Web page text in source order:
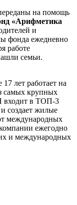
на помощь
«Арифметика
и
фонда ежедневно
работе
семьи.
лет работает на
самых крупных
входит в ТОП-3
создает жилые
международных
ежегодно
и международных